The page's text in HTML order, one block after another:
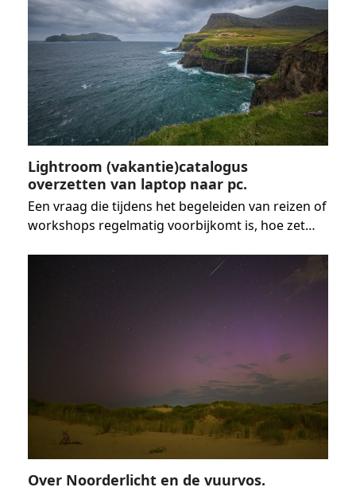
Lightroom (vakantie)catalogus
overzetten van laptop naar pc.
Een vraag die tijdens het begeleiden van reizen of
workshops regelmatig voorbijkomt is, hoe zet…
Over Noorderlicht en de vuurvos.